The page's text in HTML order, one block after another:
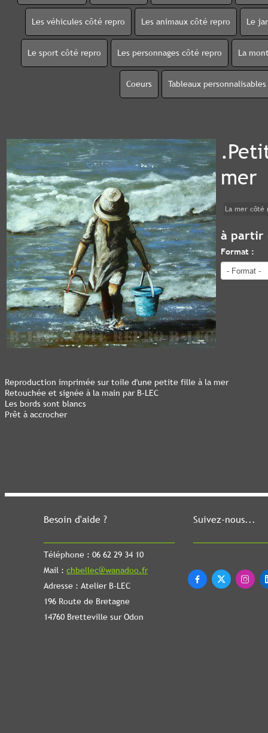
Besoin d'aide ?
Téléphone : 06 62 29 34 10
Mail : chbellec@wanadoo.fr
Adresse : Atelier B-LEC
196 Route de Bretagne
14760 Bretteville sur Odon
Suivez-nous...
  
Les véhicules côté repro Les animaux côté repro Le
Le sport côté repro Les personnages côté repro La
Coeurs Tableaux personnalisables
mer
La mer côté
à partir
Format :
Reproduction imprimée sur toile d'une petite fille à la mer
Retouchée et signée à la main par B-LEC
Les bords sont blancs
Prêt à accrocher